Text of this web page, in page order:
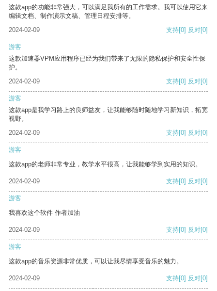
这款app的功能非常强大，可以满足我所有的工作需求。我可以使用它来
编辑文档、制作演示文稿、管理日程安排等。
2024-02-09
支持[0] 反对[0]
游客
这款加速器VPM应用程序已经为我们带来了无限的隐私保护和安全性保
护。
2024-02-09
支持[0] 反对[0]
游客
这款app是我学习路上的良师益友，让我能够随时随地学习新知识，拓宽
视野。
2024-02-09
支持[0] 反对[0]
游客
这款app的老师非常专业，教学水平很高，让我能够学到实用的知识。
2024-02-09 支持[0] 反对[0]
游客
我喜欢这个软件 作者加油
2024-02-09 支持[0] 反对[0]
游客
这款app的音乐资源非常优质，可以让我尽情享受音乐的魅力。
2024-02-09 支持[0] 反对[0]